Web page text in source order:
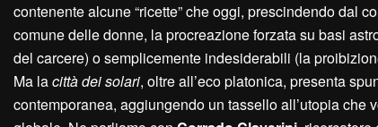
contenente alcune “ricette” che oggi, prescindendo dal
comune delle donne, la procreazione forzata su basi
del carcere) o semplicemente indesiderabili (la
Ma lacittà dei solari, oltre all’eco platonica, presenta
contemporanea, aggiungendo un tassello all’utopia che